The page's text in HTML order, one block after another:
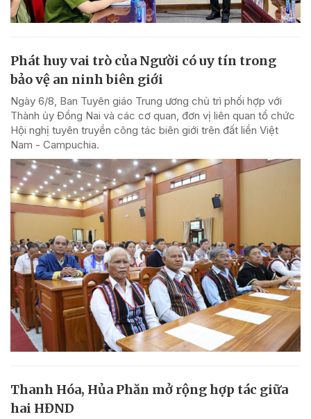
Phát huy vai trò của Người có uy tín trong
bảo vệ an ninh biên giới
Ngày 6/8, Ban Tuyên giáo Trung ương chủ trì phối hợp với
Thành ủy Đồng Nai và các cơ quan, đơn vị liên quan tổ chức
Hội nghị tuyên truyền công tác biên giới trên đất liền Việt
Nam - Campuchia.
Thanh Hóa, Hủa Phăn mở rộng hợp tác giữa
hai HĐND